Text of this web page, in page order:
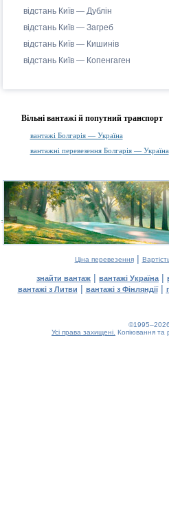
відстань Київ — Дублін
відстань Київ — Загреб
відстань Київ — Кишинів
відстань Київ — Копенгаген
Вільні вантажі й попутний транспорт
вантажі Болгарія — Україна
вантажні перевезення Болгарія — Україна
Ціна перевезення|
знайти вантаж | вантажі Україна |
вантажі з Литви | вантажі з Фінляндії|
Усі права захищені. Копіювання та